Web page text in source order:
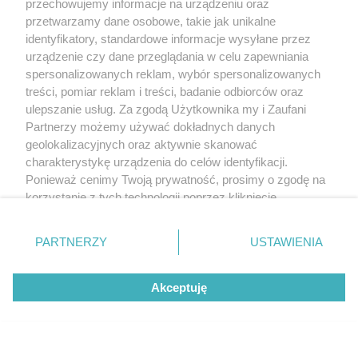
przechowujemy informacje na urządzeniu oraz
przetwarzamy dane osobowe, takie jak unikalne
identyfikatory, standardowe informacje wysyłane przez
urządzenie czy dane przeglądania w celu zapewniania
spersonalizowanych reklam, wybór spersonalizowanych
treści, pomiar reklam i treści, badanie odbiorców oraz
ulepszanie usług. Za zgodą Użytkownika my i Zaufani
Partnerzy możemy używać dokładnych danych
geolokalizacyjnych oraz aktywnie skanować
charakterystykę urządzenia do celów identyfikacji.
Ponieważ cenimy Twoją prywatność, prosimy o zgodę na
korzystanie z tych technologii poprzez kliknięcie
zmienić/wycofać klikając przycisk ustawień prywatności
znajdujący się w lewym dolnym rogu strony
rodzaje przetwarzania danych nie wymagają zgody
użytkownika, ale masz prawo sprzeciwić się takiemu
przetwarzaniu. Preferencje będą miały zastosowanie tylko
PARTNERZY USTAWIENIA
Akceptuję